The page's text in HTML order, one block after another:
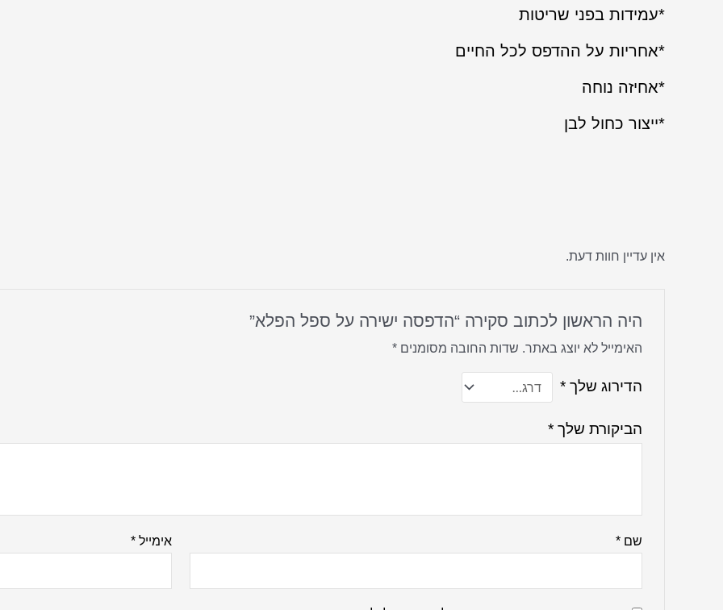
*עמידות בפני שריטות
*אחריות על ההדפס לכל החיים
*אחיזה נוחה
*ייצור כחול לבן
אין עדיין חוות דעת.
היה הראשון לכתוב סקירה “הדפסה ישירה על ספל הפלא”
האימייל לא יוצג באתר. שדות החובה מסומנים *
הדירוג שלך *
הביקורת שלך *
שם * אימייל*